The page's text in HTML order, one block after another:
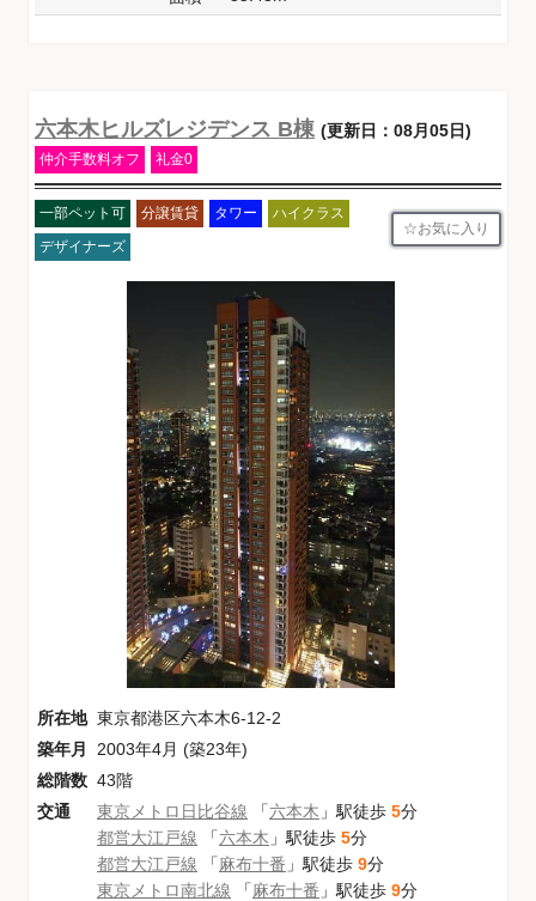
六本木ヒルズレジデンス B棟 (更新日：08月05日)
仲介手数料オフ 礼金0
一部ペット可 分譲賃貸 タワー
ハイクラス
デザイナーズ
お気に入り
所在地 東京都港区六本木6-12-2
築年月
2003年4月 (築23年)
総階数 43階
交通
東京メトロ日比谷線 「六本木 」駅徒歩 5分
都営大江戸線 「六本木 」駅徒歩 5分
都営大江戸線 「麻布十番 」駅徒歩 9分
東京メトロ南北線 「麻布十番 」駅徒歩 9分